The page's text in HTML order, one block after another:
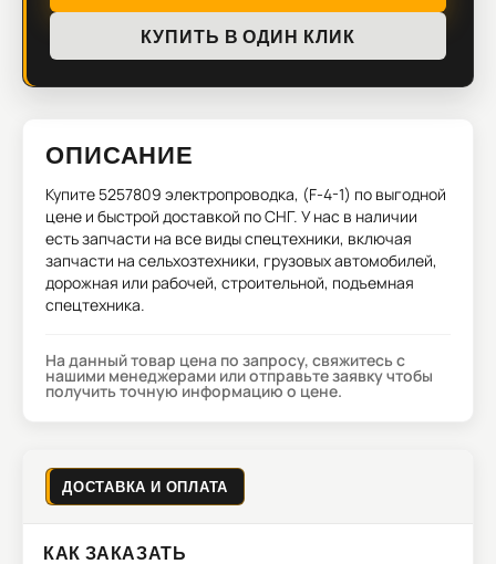
КУПИТЬ В ОДИН КЛИК
ОПИСАНИЕ
Купите 5257809 электропроводка, (F-4-1) по выгодной
цене и быстрой доставкой по СНГ. У нас в наличии
есть запчасти на все виды спецтехники, включая
запчасти на сельхозтехники, грузовых автомобилей,
дорожная или рабочей, строительной, подъемная
спецтехника.
На данный товар цена по запросу, свяжитесь с
нашими менеджерами или отправьте заявку чтобы
получить точную информацию о цене.
ДОСТАВКА И ОПЛАТА
КАК ЗАКАЗАТЬ